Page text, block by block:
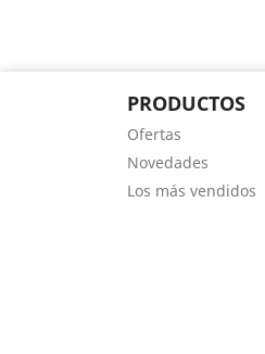
PRODUCTOS
Ofertas
Novedades
Los más vendidos